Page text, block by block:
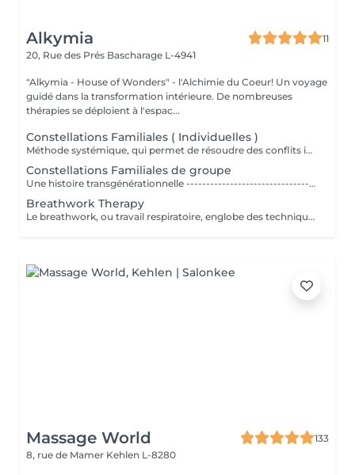
Alkymia
11
20, Rue des Prés Bascharage L-4941
"Alkymia - House of Wonders" - l'Alchimie du Coeur! Un voyage
guidé dans la transformation intérieure. De nombreuses
thérapies se déploient à l'espac...
Constellations Familiales ( Individuelles )
Méthode systémique, qui permet de résoudre des conflits intérieurs ou familiaux
Constellations Familiales de groupe
Une histoire transgénérationnelle --------------------------------------------- Chacun de nous est un être complexe porteur d'une histoire multiple non moins complexe. Nous ne devrions jamais oublier que nous sommes en lien étroit avec les nombreux ancêtres qui nous ont précédés. Cette histoire transgénérationnelle qui nous renvoie aux origines ne nous dédouane pas de notre responsabilité face à nos actes mais il est admis que les raisons d'agir tel que nous le faisons nous échappent parfois. Il y a en effet dans nos positionnements, dans nos arbitrages les plus importants, dans nos traits de caractère, dans nos errements au cours d'une vie, une part inconsciente de reproduction de nos schémas transgénérationnels. Ainsi les traumatismes vécus par nos ancêtres, les secrets familiaux, trouvent une traduction dans nos actes sans que le plus souvent nous nous en rendions compte. Un héritage psychologique qui peut peser lourd, nous ralentir, nous bloquer, nous empêcher d'avancer sereinement dans la vie. Il y a même une forte probabilité que nous le transmettions aux générations suivantes. Interrompre le cycle de nos reproductions mentales et de nos dynamiques inconscientes est possible. Comment se déroule une constellation familiale ? ------------------------------------------------------------------ Une constellation familiale systémique se déroule en général avec un groupe de personnes. Le praticien en constellation (ou « constellateur ») interroge son « client », appelé également le « constellant », c'est dire la personne qui fait sa constellation, pour qu'il formule précisément sa demande, sa problématique. Qu'est-ce qui le gêne ? De quoi souhaite-t-il se libérer aujourd'hui ? Il décrit également avec objectivité son histoire familiale et les événements marquants qui la caractérisent. Cet échange doit être succinct et factuel pour ne pas influencer ni l'animateur, ni le reste du groupe qu'on appelle alors, les représentants. Parmi ces représentants, « le client » en choisit un qui le représentera lui-même, et les autres qui « incarneront » d'autres membres de son « système » (père, mère, frère, sur). « Le constellateur et éventuellement le client » les place ensuite avec précaution et respect dans l'espace de la pièce où se déroule la constellation. On peut parler à certains égards, d'un jeu de rôles. Prochaines dates: (Planification des prochaines dates en cours)
Breathwork Therapy
Le breathwork, ou travail respiratoire, englobe des techniques de respiration en conscience pour améliorer le bien-être physique, mental et spirituel. Ces techniques visent notamment à réduire le stress, à calmer le système nerveux autonome et à libérer des blocages émotionnels. Le breathwork comprend différentes méthodes et techniques de respiration. Souvent, on lui attribue un caractère spirituel. Il est toutefois toujours crucial de gérer et de percevoir sa propre respiration en conscience...
Massage World
133
8, rue de Mamer Kehlen L-8280